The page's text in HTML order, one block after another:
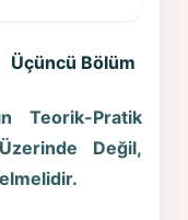
Teorik-Pratik
Değil,